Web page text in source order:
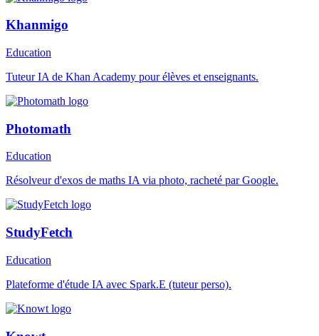
Khanmigo
Education
Tuteur IA de Khan Academy pour élèves et enseignants.
Photomath
Education
Résolveur d'exos de maths IA via photo, racheté par Google.
StudyFetch
Education
Plateforme d'étude IA avec Spark.E (tuteur perso).